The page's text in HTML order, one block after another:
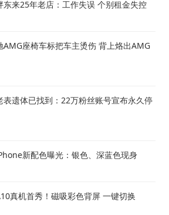
东来25年老店：工作失误 个别租金失控
AMG座椅车标把车主烫伤 背上烙出AMG
表遗体已找到：22万粉丝账号宣布永久停
新配色曝光：银色、深蓝色现身
真机首秀！磁吸彩色背屏 一键切换